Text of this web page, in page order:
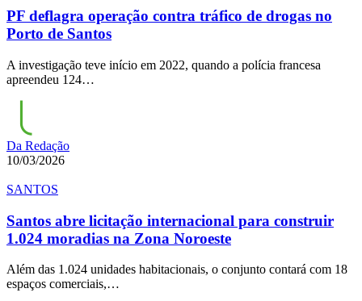
PF deflagra operação contra tráfico de drogas no
Porto de Santos
A investigação teve início em 2022, quando a polícia francesa
apreendeu 124…
Da Redação
10/03/2026
SANTOS
Santos abre licitação internacional para construir
1.024 moradias na Zona Noroeste
Além das 1.024 unidades habitacionais, o conjunto contará com 18
espaços comerciais,…